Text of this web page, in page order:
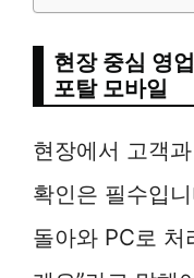
현장 중심 영
포탈 모바일
현장에서 고객
확인은 필수입
돌아와 PC로 처